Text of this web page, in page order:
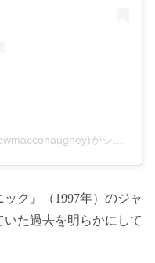
ク』（1997年）のジャ
た過去を明らかにして